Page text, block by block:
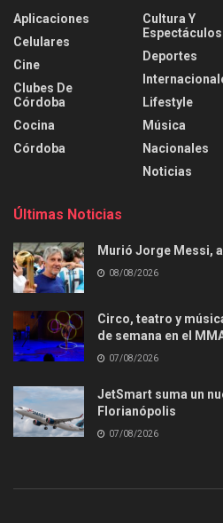
Aplicaciones
Celulares
Cine
Clubes De
Córdoba
Cocina
Córdoba
Cultura Y
Espectáculos
Deportes
Lifestyle
Música
Nacionales
Noticias
Últimas Noticias
Murió Jorge Messi,
08/08/2026
Circo, teatro y
de semana en el
07/08/2026
JetSmart suma un
Florianópolis
07/08/2026